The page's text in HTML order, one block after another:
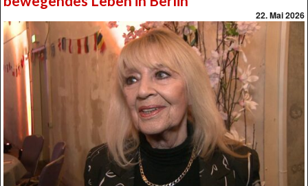
22. Mai 2026